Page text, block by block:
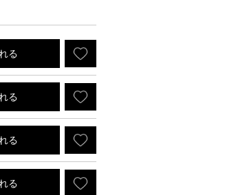
る
る
る
る